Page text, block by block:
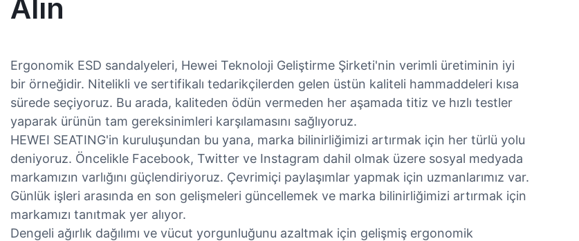
Alın
Ergonomik ESD sandalyeleri, Hewei Teknoloji Geliştirme Şirketi'nin verimli üretiminin iyi
bir örneğidir. Nitelikli ve sertifikalı tedarikçilerden gelen üstün kaliteli hammaddeleri kısa
sürede seçiyoruz. Bu arada, kaliteden ödün vermeden her aşamada titiz ve hızlı testler
yaparak ürünün tam gereksinimleri karşılamasını sağlıyoruz.
HEWEI SEATING'in kuruluşundan bu yana, marka bilinirliğimizi artırmak için her türlü yolu
deniyoruz. Öncelikle Facebook, Twitter ve Instagram dahil olmak üzere sosyal medyada
markamızın varlığını güçlendiriyoruz. Çevrimiçi paylaşımlar yapmak için uzmanlarımız var.
Günlük işleri arasında en son gelişmeleri güncellemek ve marka bilinirliğimizi artırmak için
markamızı tanıtmak yer alıyor.
Dengeli ağırlık dağılımı ve vücut yorgunluğunu azaltmak için gelişmiş ergonomik